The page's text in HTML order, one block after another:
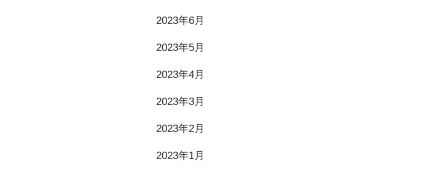
2023年6月
2023年5月
2023年4月
2023年3月
2023年2月
2023年1月